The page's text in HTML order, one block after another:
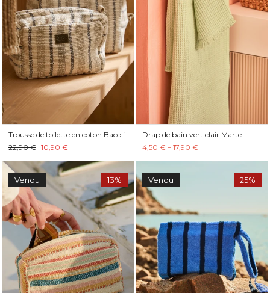
Trousse de toilette en coton Bacoli
22,90 € 10,90 €
Drap de bain vert clair Marte
4,50 € – 17,90 €
Vendu 13% Vendu 25%